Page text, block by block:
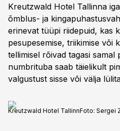
Kreutzwald Hotel Tallinna
õmblus- ja
erinevat tüüpi riidepuid, kas
pesupesemise, triikimise või
tellimisel rõivad tagasi samal
numbrituba saab täielikult
valgustust sisse või välja
Kreutzwald Hotel TallinnFoto: Sergei